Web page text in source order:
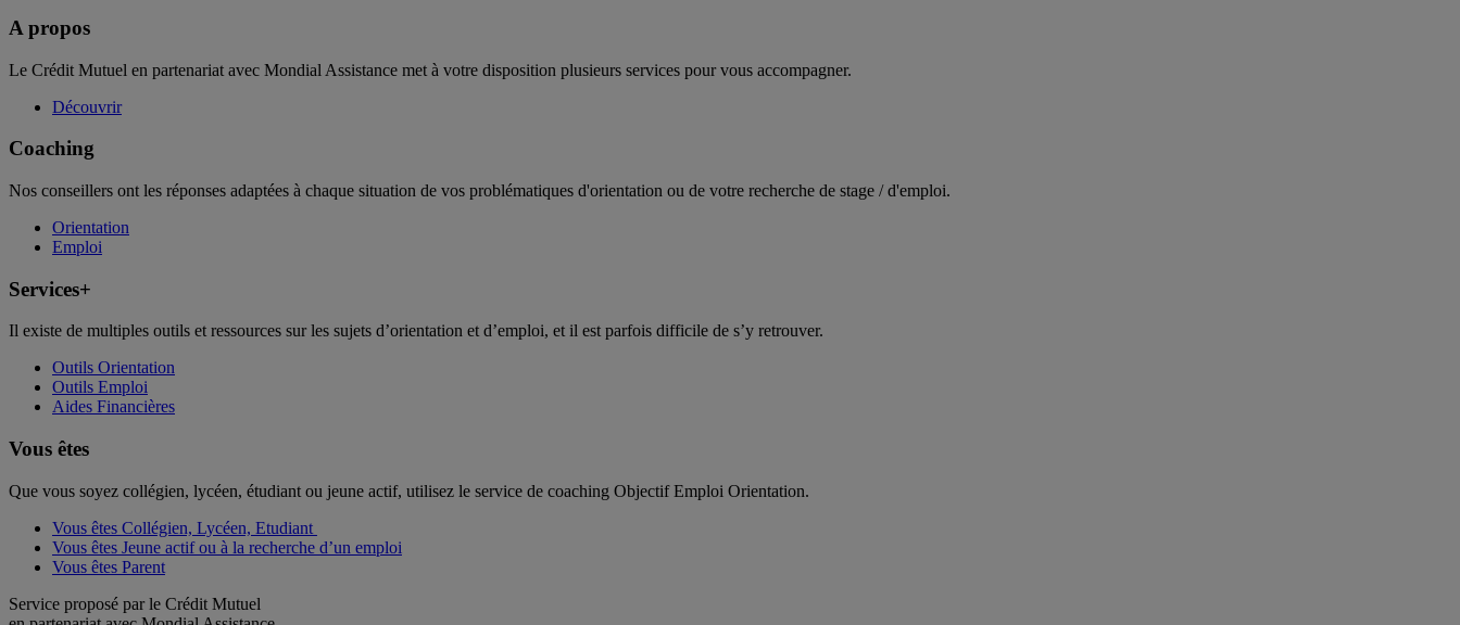
A propos
Le Crédit Mutuel en partenariat avec Mondial Assistance met à votre disposition plusieurs services pour vous accompagner.
Découvrir
Coaching
Nos conseillers ont les réponses adaptées à chaque situation de vos problématiques d'orientation ou de votre recherche de stage / d'emploi.
Orientation
Emploi
Services+
Il existe de multiples outils et ressources sur les sujets d’orientation et d’emploi, et il est parfois difficile de s’y retrouver.
Outils Orientation
Outils Emploi
Aides Financières
Vous êtes
Que vous soyez collégien, lycéen, étudiant ou jeune actif, utilisez le service de coaching Objectif Emploi Orientation.
Vous êtes Collégien, Lycéen, Etudiant
Vous êtes Jeune actif ou à la recherche d’un emploi
Vous êtes Parent
Service proposé par le Crédit Mutuel